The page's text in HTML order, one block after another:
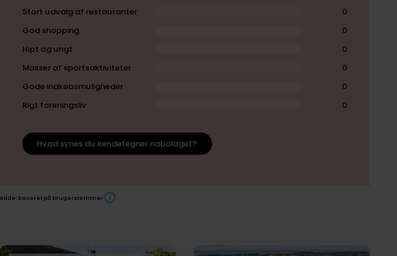
Stort udvalg af restauranter
0
God shopping
0
Hipt og ungt
0
Masser af sportsaktiviteter
0
Gode indkøbsmuligheder
0
Rigt foreningsliv
0
Hvad synes du kendetegner nabolaget?
Kilde: baseret på brugerstemmer